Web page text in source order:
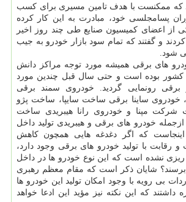
ممکنست با هدف تامین مسیری برای کسب
پسامجلسی خود، مبادرت به این کار کرده
از اعضای کمیسیون صنایع طی چند روز اخیر
و گفتند که تمام سود بازار خودرو به جیب
شود.
های برقی همیشه مورد توجه مراکز دانش
کشور بوده است و حتی سال قبل چندین مورد
برقی رونمایی گردید. خودروی سمند برقی
خودروی ساینا برقی ساخت سایپا، ساخت پژو
شرکت مپنا و خودروی رانا هیبریدی ساخت
ازجمله خودرو های برقی و هیبریدی تولید داخل
که اگر دغدغه هایی همچون کاهش
رقابت با تولید خودرو های برقی وجود دارد،
ریزی نشده است که این نوع خودرو ها در داخل
برسند؟ شایان ذکر است که مقام معظم رهبری
بی رویه با وجود امکان تولید این خودرو ها
که این نکته نیز مؤید این ادعا خواهد